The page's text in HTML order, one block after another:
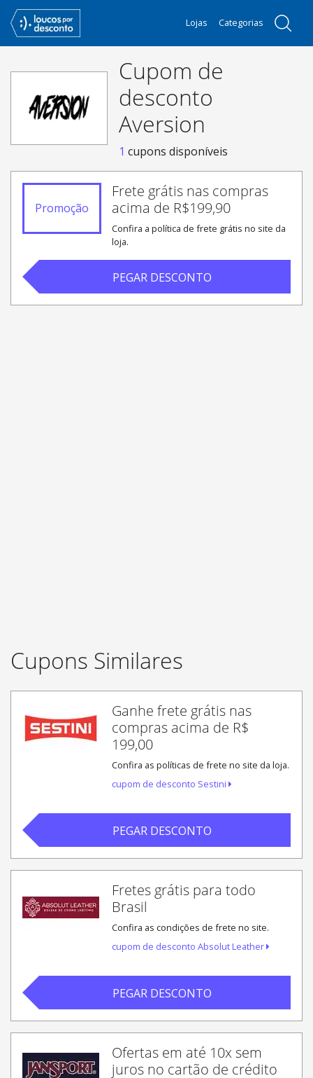
Lojas Categorias
Cupom de
desconto
Aversion
1 cupons disponíveis
Promoção
Frete grátis nas compras
acima de R$199,90
Confira a política de frete grátis no site da
loja.
PEGAR DESCONTO
Cupons Similares
Ganhe frete grátis nas
compras acima de R$
199,00
Confira as políticas de frete no site da loja.
cupom de desconto Sestini
PEGAR DESCONTO
Fretes grátis para todo
Brasil
Confira as condições de frete no site.
cupom de desconto Absolut Leather
PEGAR DESCONTO
Ofertas em até 10x sem
juros no cartão de crédito